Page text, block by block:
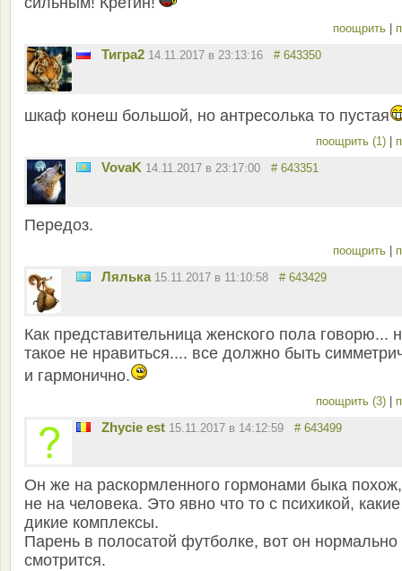
поощрить
Тигра2 14.11.2017 в 23:13:16 # 643350
шкаф конеш большой, но антресолька то пустая
поощрить (1)
VovaK 14.11.2017 в 23:17:00 # 643351
Передоз.
поощрить
Лялька 15.11.2017 в 11:10:58 # 643429
Как представительница женского пола говорю...
такое не нравиться.... все должно быть
и гармонично.
поощрить (3)
Zhycie est 15.11.2017 в 14:12:59 # 643499
Он же на раскормленного гормонами быка
не на человека. Это явно что то с психикой,
дикие комплексы.
Парень в полосатой футболке, вот он нормально
смотрится.